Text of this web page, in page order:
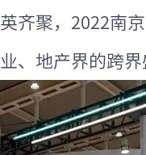
齐聚，2022南
、地产界的跨